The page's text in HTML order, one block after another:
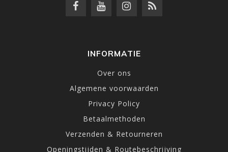
INFORMATIE
Over ons
Algemene voorwaarden
Privacy Policy
Betaalmethoden
Verzenden & Retourneren
Openingstijden & Routebeschrijving